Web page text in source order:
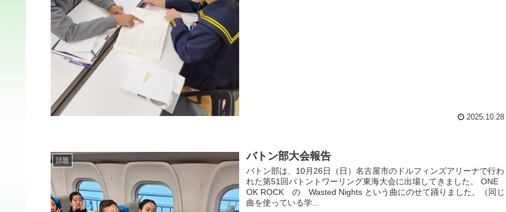
2025.10.28
話題 バトン部大会報告
バトン部は、10月26日（日）名古屋市のドルフィンズアリーナで行わ
れた第51回バトントワーリング東海大会に出場してきました。 ONE
OK ROCK の Wasted Nights という曲にのせて踊りました。（同じ
曲を使っている学...